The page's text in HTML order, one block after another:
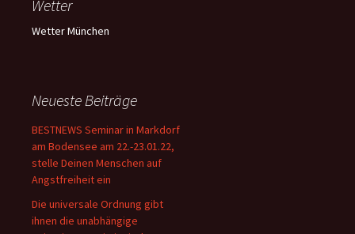
Wetter
Wetter München
Neueste Beiträge
BESTNEWS Seminar in Markdorf
am Bodensee am 22.-23.01.22,
stelle Deinen Menschen auf
Angstfreiheit ein
Die universale Ordnung gibt
ihnen die unabhängige